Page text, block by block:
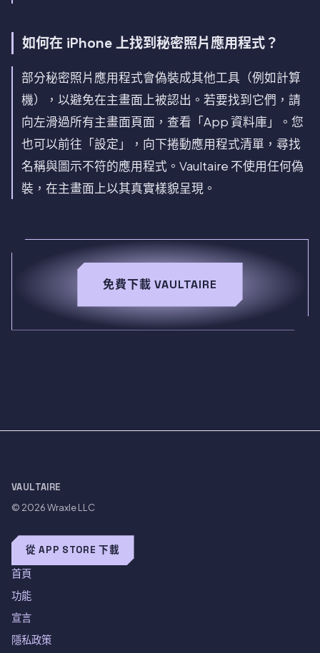
如何在 iPhone 上找到秘密照片應用程式？
部分秘密照片應用程式會偽裝成其他工具（例如計算
機），以避免在主畫面上被認出。若要找到它們，請
向左滑過所有主畫面頁面，查看「App 資料庫」。您
也可以前往「設定」，向下捲動應用程式清單，尋找
名稱與圖示不符的應用程式。Vaultaire 不使用任何偽
裝，在主畫面上以其真實樣貌呈現。
免費下載 VAULTAIRE
VAULTAIRE
© 2026Wraxle LLC
從 APP STORE 下載
首頁
功能
宣言
隱私政策